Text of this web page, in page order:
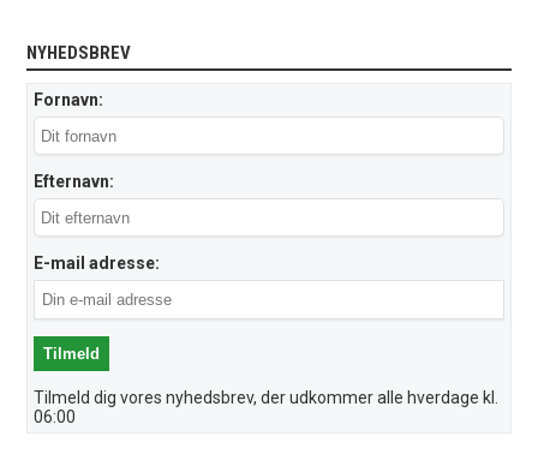
NYHEDSBREV
Fornavn:
Efternavn:
E-mail adresse:
Tilmeld dig vores nyhedsbrev, der udkommer alle hverdage kl.
06:00